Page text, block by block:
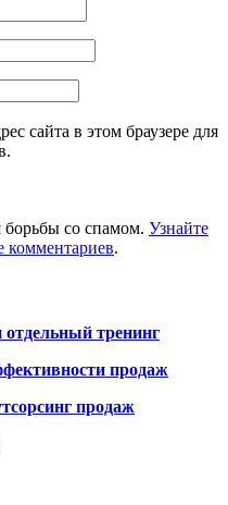
сайта в этом браузере для
борьбы со спамом. Узнайте
комментариев.
отдельный тренинг
продаж
продаж